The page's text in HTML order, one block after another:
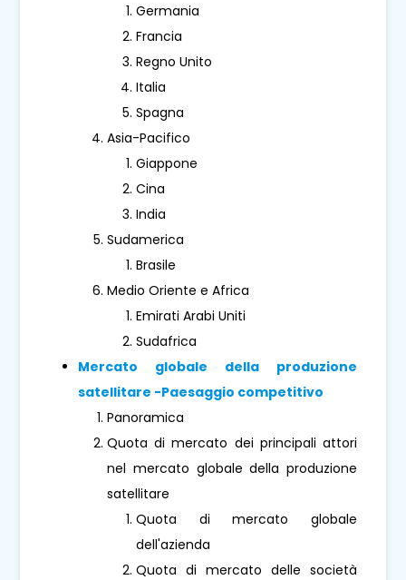
Germania
Francia
Regno Unito
Italia
Spagna
Asia-Pacifico
Giappone
Cina
India
Sudamerica
Brasile
Medio Oriente e Africa
Emirati Arabi Uniti
Sudafrica
Mercato globale della produzione
satellitare -Paesaggio competitivo
Panoramica
Quota di mercato dei principali attori
nel mercato globale della produzione
satellitare
Quota di mercato globale
dell'azienda
Quota di mercato delle società